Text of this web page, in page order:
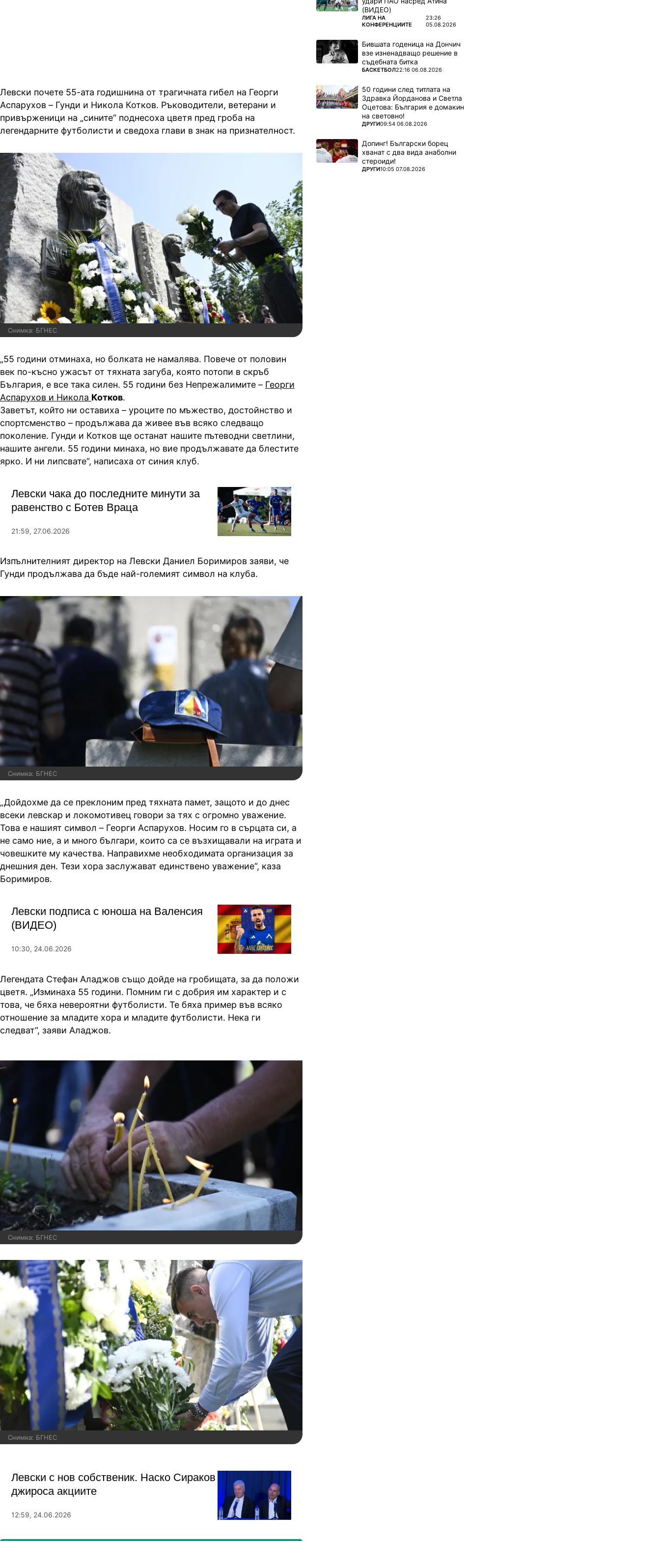
Левски почете 55-ата годишнина от трагичната гибел на Георги
Аспарухов – Гунди и Никола Котков. Ръководители, ветерани и
привърженици на „сините“ поднесоха цветя пред гроба на
легендарните футболисти и сведоха глави в знак на признателност.
Снимка: БГНЕС
„55 години отминаха, но болката не намалява. Повече от половин
век по-късно ужасът от тяхната загуба, която потопи в скръб
България, е все така силен. 55 години без Непрежалимите – Георги
Аспарухов и Никола Котков.
Заветът, който ни оставиха – уроците по мъжество, достойнство и
спортсменство – продължава да живее във всяко следващо
поколение. Гунди и Котков ще останат нашите пътеводни светлини,
нашите ангели. 55 години минаха, но вие продължавате да блестите
ярко. И ни липсвате“, написаха от синия клуб.
Левски чака до последните минути за
равенство с Ботев Враца
21:59, 27.06.2026
Изпълнителният директор на Левски Даниел Боримиров заяви, че
Гунди продължава да бъде най-големият символ на клуба.
Снимка: БГНЕС
„Дойдохме да се преклоним пред тяхната памет, защото и до днес
всеки левскар и локомотивец говори за тях с огромно уважение.
Това е нашият символ – Георги Аспарухов. Носим го в сърцата си, а
не само ние, а и много българи, които са се възхищавали на играта и
човешките му качества. Направихме необходимата организация за
днешния ден. Тези хора заслужават единствено уважение“, каза
Боримиров.
Левски подписа с юноша на Валенсия
(ВИДЕО)
10:30, 24.06.2026
Легендата Стефан Аладжов също дойде на гробищата, за да положи
цветя. „Изминаха 55 години. Помним ги с добрия им характер и с
това, че бяха невероятни футболисти. Те бяха пример във всяко
отношение за младите хора и младите футболисти. Нека ги
следват“, заяви Аладжов.
Снимка: БГНЕС
Снимка: БГНЕС
Левски с нов собственик. Наско Сираков
джироса акциите
12:59, 24.06.2026
(ВИДЕО)
ПОВЕЧЕ ОТ
ЛИГА НА
КОНФЕРЕНЦИИТЕ
23:26
05.08.2026
Бившата годеница на Дончич
взе изненадващо решение в
съдебната битка
ПОВЕЧЕ ОТ
БАСКЕТБОЛ22:16 06.08.2026
50 години след титлата на
Здравка Йорданова и Светла
Оцетова: България е домакин
на световно!
ПОВЕЧЕ ОТ
ДРУГИ09:54 06.08.2026
Допинг! Български борец
хванат с два вида анаболни
стероиди!
ПОВЕЧЕ ОТ
ДРУГИ10:05 07.08.2026